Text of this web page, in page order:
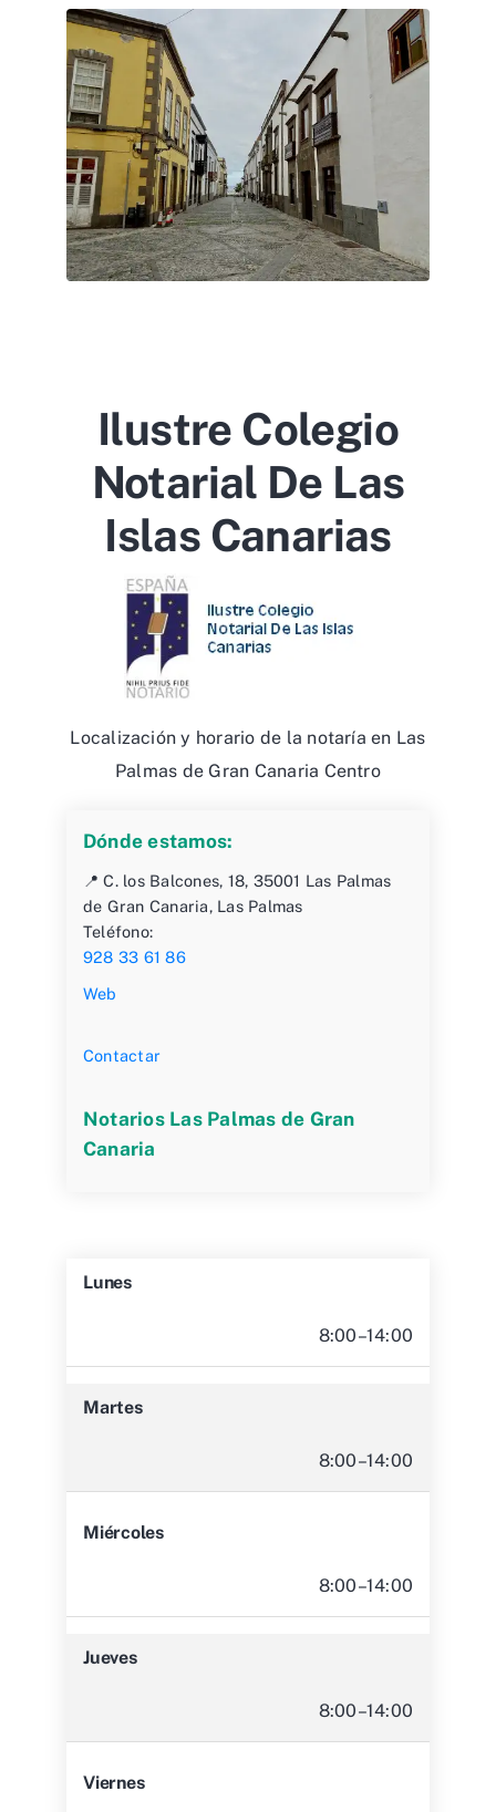
Ilustre Colegio
Notarial De Las
Islas Canarias
Localización y horario de la notaría en Las
Palmas de Gran Canaria Centro
Dónde estamos:
📍 C. los Balcones, 18, 35001 Las Palmas
de Gran Canaria, Las Palmas
Teléfono:
928 33 61 86
Web
Contactar
Notarios Las Palmas de Gran
Canaria
Lunes
8:00–14:00
Martes
8:00–14:00
Miércoles
8:00–14:00
Jueves
8:00–14:00
Viernes